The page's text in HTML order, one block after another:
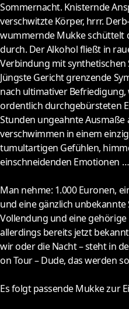
Sommernacht. Knisternde
verschwitzte Körper, hrrr.
wummernde Mukke schüttelt
durch. Der Alkohol fließt in
Verbindung mit synthetischen
Jüngste Gericht grenzende
nach ultimativer
ordentlich durchgebürsteten
Stunden ungeahnte
verschwimmen in einem
tumultartigen Gefühlen,
einschneidenden Emotionen …
Man nehme: 1.000 Euronen,
und eine gänzlich
Vollendung und eine gehörige
allerdings bereits jetzt
wir oder die Nacht – steht in
on Tour – Dude, das werden
Es folgt passende Mukke zur